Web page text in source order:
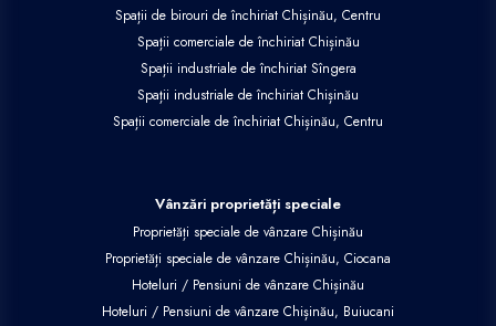
Spații de birouri de închiriat Chișinău, Centru
Spații comerciale de închiriat Chișinău
Spații industriale de închiriat Sîngera
Spații industriale de închiriat Chișinău
Spații comerciale de închiriat Chișinău, Centru
Vânzări proprietăți speciale
Proprietăți speciale de vânzare Chișinău
Proprietăți speciale de vânzare Chișinău, Ciocana
Hoteluri / Pensiuni de vânzare Chișinău
Hoteluri / Pensiuni de vânzare Chișinău, Buiucani